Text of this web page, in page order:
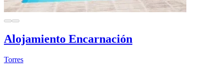
Alojamiento Encarnación
Torres